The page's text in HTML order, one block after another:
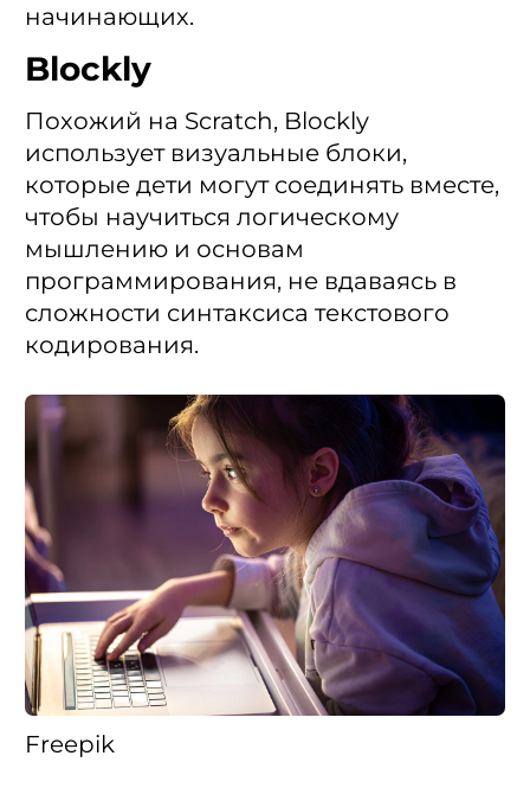
начинающих.
Blockly
Похожий на Scratch, Blockly
использует визуальные блоки,
которые дети могут соединять вместе,
чтобы научиться логическому
мышлению и основам
программирования, не вдаваясь в
сложности синтаксиса текстового
кодирования.
Freepik